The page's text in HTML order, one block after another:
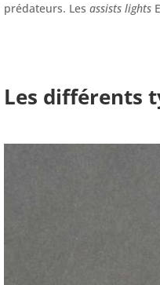
prédateurs. Lesassists lights
Les différents